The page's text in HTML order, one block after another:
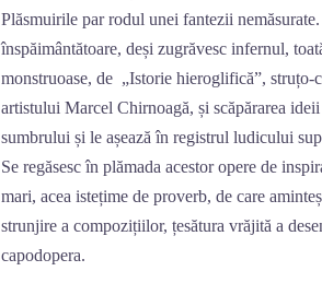
Plăsmuirile par rodul unei fantezii
înspăimântătoare, deși zugrăvesc infernul,
monstruoase, de „Istorie hieroglifică”,
artistului Marcel Chirnoagă, și scăpărarea
sumbrului și le așează în registrul ludicului
Se regăsesc în plămada acestor opere de
mari, acea istețime de proverb, de care
strunjire a compozițiilor, țesătura vrăjită a
capodopera.